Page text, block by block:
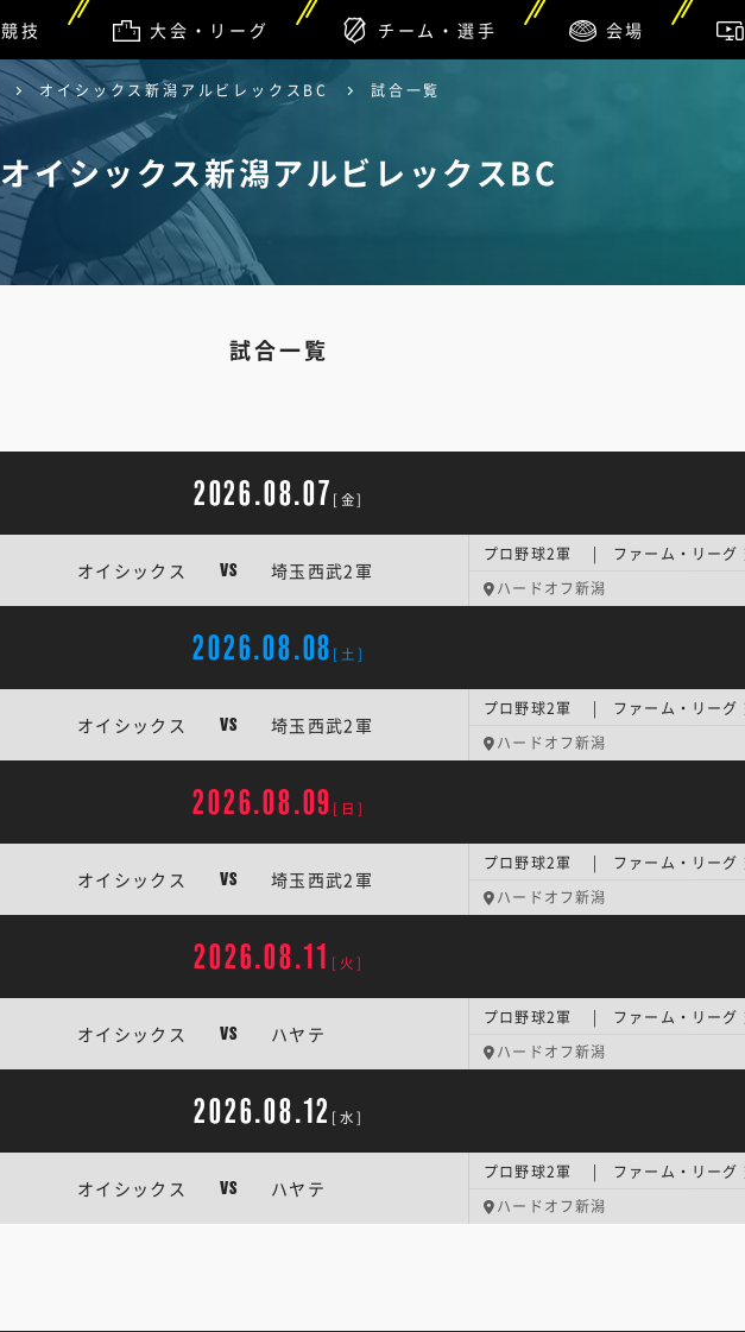
競技 大会・リーグ チーム・選手 会場
オイシックス新潟アルビレックスBC 試合一覧
オイシックス新潟アルビレックスBC
試合一覧
2026.08.07 [金]
オイシックス VS 埼玉西武2軍
プロ野球2軍 | ファーム・リーグ
ハードオフ新潟
2026.08.08 [土]
オイシックス VS 埼玉西武2軍
プロ野球2軍 | ファーム・リーグ
ハードオフ新潟
2026.08.09 [日]
オイシックス VS 埼玉西武2軍
プロ野球2軍 | ファーム・リーグ
ハードオフ新潟
2026.08.11 [火]
オイシックス VS ハヤテ
プロ野球2軍 | ファーム・リーグ
ハードオフ新潟
2026.08.12 [水]
オイシックス VS ハヤテ
プロ野球2軍 | ファーム・リーグ
ハードオフ新潟